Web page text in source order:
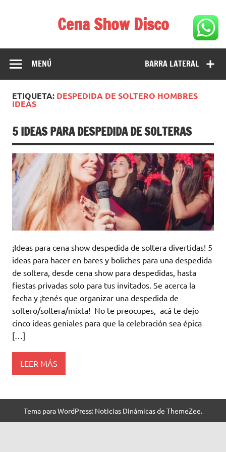
Cena Show Disco
Cena Show Disco – DISCO CENA SHOW GUIA DE
RESTAURANTES
BARRA LATERAL
MENÚ
ETIQUETA: DESPEDIDA DE SOLTERO HOMBRES
IDEAS
5 IDEAS PARA DESPEDIDA DE SOLTERAS
¡Ideas para cena show despedida de soltera divertidas! 5
ideas para hacer en bares y boliches para una despedida
de soltera, desde cena show para despedidas, hasta
fiestas privadas solo para tus invitados. Se acerca la
fecha y ¡tenés que organizar una despedida de
soltero/soltera/mixta! No te preocupes, acá te dejo
cinco ideas geniales para que la celebración sea épica
[…]
LEER MÁS
Tema para WordPress: Noticias Dinámicas de ThemeZee.